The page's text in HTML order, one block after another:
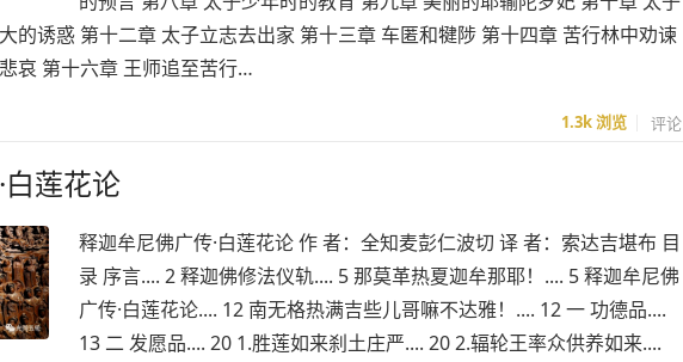
的诱惑 第十二章 太子立志去出家 第十三章 车匿和犍陟 第十四章 苦行林中劝谏
哀 第十六章 王师追至苦行…
1.3k浏览 评论
莲花论
释迦牟尼佛广传·白莲花论 作 者：全知麦彭仁波切 译 者：索达吉堪布 目
录 序言.... 2 释迦佛修法仪轨.... 5 那莫革热夏迦牟那耶！.... 5 释迦牟尼佛
广传·白莲花论.... 12 南无格热满吉些儿哥嘛不达雅！.... 12 一 功德品....
13 二 发愿品.... 20 1.胜莲如来刹土庄严.... 20 2.辐轮王率众供养如来....